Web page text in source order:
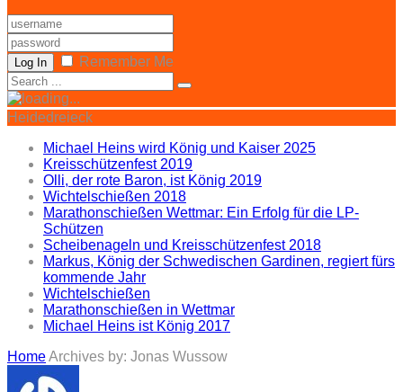
Log In Remember Me
Heidedreieck
Michael Heins wird König und Kaiser 2025
Kreisschützenfest 2019
Olli, der rote Baron, ist König 2019
Wichtelschießen 2018
Marathonschießen Wettmar: Ein Erfolg für die LP-
Schützen
Scheibenageln und Kreisschützenfest 2018
Markus, König der Schwedischen Gardinen, regiert fürs
kommende Jahr
Wichtelschießen
Marathonschießen in Wettmar
Michael Heins ist König 2017
HomeArchives by: Jonas Wussow